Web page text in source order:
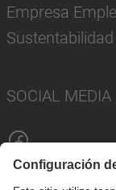
Empresa
Sustentabilidad
SOCIAL MEDIA